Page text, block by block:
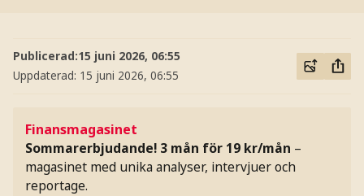
Publicerad:15 juni 2026, 06:55
Uppdaterad: 15 juni 2026, 06:55
Finansmagasinet
Sommarerbjudande! 3 mån för 19 kr/mån –
magasinet med unika analyser, intervjuer och
reportage.